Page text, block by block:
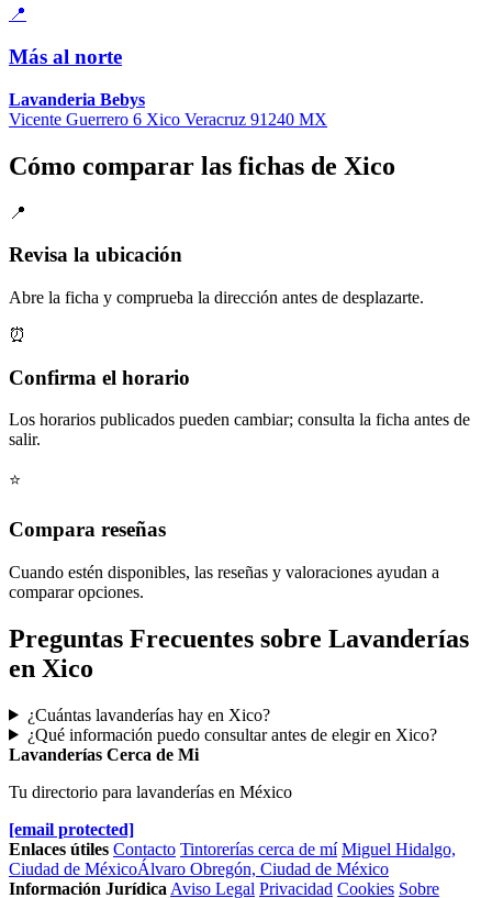
📍
Más al norte
Lavanderia Bebys
Vicente Guerrero 6 Xico Veracruz 91240 MX
Cómo comparar las fichas de Xico
📍
Revisa la ubicación
Abre la ficha y comprueba la dirección antes de desplazarte.
⏰
Confirma el horario
Los horarios publicados pueden cambiar; consulta la ficha antes de
salir.
⭐
Compara reseñas
Cuando estén disponibles, las reseñas y valoraciones ayudan a
comparar opciones.
Preguntas Frecuentes sobre Lavanderías
en Xico
¿Cuántas lavanderías hay en Xico?
¿Qué información puedo consultar antes de elegir en Xico?
Lavanderías Cerca de Mi
Tu directorio para lavanderías en México
[email protected]
Enlaces útiles Contacto Tintorerías cerca de mí Miguel Hidalgo,
Ciudad de MéxicoÁlvaro Obregón, Ciudad de México
Información Jurídica Aviso Legal Privacidad Cookies Sobre